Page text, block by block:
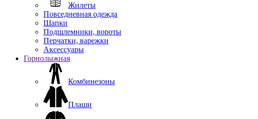
Жилеты
Повседневная одежда
Шапки
Подшлемники, вороты
Перчатки, варежки
Аксессуары
Горнолыжная
Комбинезоны
Плащи